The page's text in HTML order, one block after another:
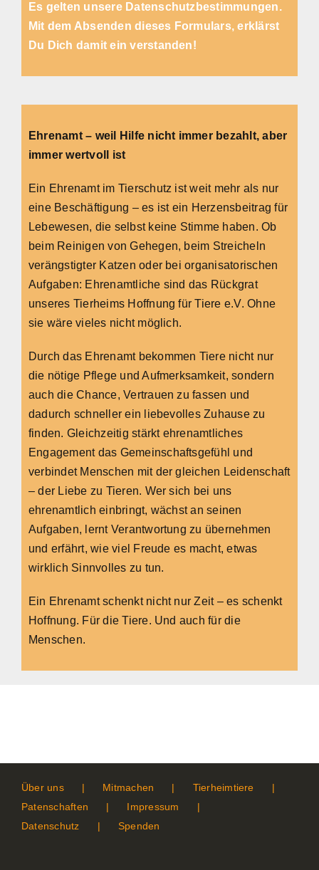
Es gelten unsere Datenschutzbestimmungen.
Mit dem Absenden dieses Formulars, erklärst
Du Dich damit ein verstanden!
Ehrenamt – weil Hilfe nicht immer bezahlt, aber
immer wertvoll ist
Ein Ehrenamt im Tierschutz ist weit mehr als nur
eine Beschäftigung – es ist ein Herzensbeitrag für
Lebewesen, die selbst keine Stimme haben. Ob
beim Reinigen von Gehegen, beim Streicheln
verängstigter Katzen oder bei organisatorischen
Aufgaben: Ehrenamtliche sind das Rückgrat
unseres Tierheims Hoffnung für Tiere e.V. Ohne
sie wäre vieles nicht möglich.
Durch das Ehrenamt bekommen Tiere nicht nur
die nötige Pflege und Aufmerksamkeit, sondern
auch die Chance, Vertrauen zu fassen und
dadurch schneller ein liebevolles Zuhause zu
finden. Gleichzeitig stärkt ehrenamtliches
Engagement das Gemeinschaftsgefühl und
verbindet Menschen mit der gleichen Leidenschaft
– der Liebe zu Tieren. Wer sich bei uns
ehrenamtlich einbringt, wächst an seinen
Aufgaben, lernt Verantwortung zu übernehmen
und erfährt, wie viel Freude es macht, etwas
wirklich Sinnvolles zu tun.
Ein Ehrenamt schenkt nicht nur Zeit – es schenkt
Hoffnung. Für die Tiere. Und auch für die
Menschen.
Über uns Mitmachen
Tierheimtiere
Patenschaften
Impressum
Datenschutz
Spenden